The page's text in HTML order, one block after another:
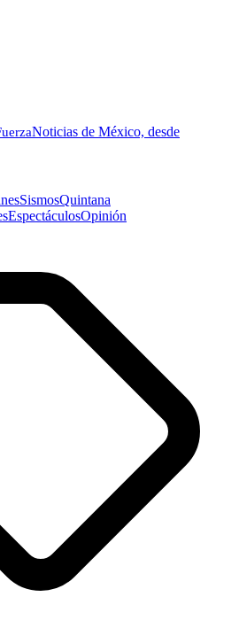
Noticias de México, desde
SismosQuintana
EspectáculosOpinión